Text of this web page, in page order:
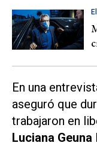
En una
aseguró que
trabajaron en
Luciana Geuna